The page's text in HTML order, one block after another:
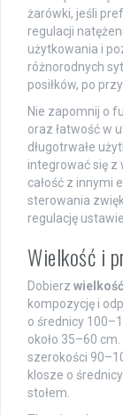
żarówki, jeśli
regulacji
użytkowania i
różnorodnych
posiłków, po
Nie zapomnij o
oraz łatwość w
długotrwałe
integrować się z
całość z innymi
sterowania
regulację
Wielkość i
Dobierz
kompozycję i
o średnicy
około 35–60
szerokości
klosze o
stołem.